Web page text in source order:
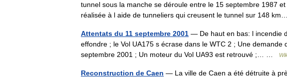
tunnel sous la manche se déroule entre le 15 septembre 1987
réalisée à l aide de tunneliers qui creusent le tunnel sur 148
Attentats du 11 septembre 2001 — De haut en bas: l incendie
effondre ; le Vol UA175 s écrase dans le WTC 2 ; Une
septembre 2001 ; Un moteur du Vol UA93 est retrouvé ;… …
Reconstruction de Caen — La ville de Caen a été détruite à